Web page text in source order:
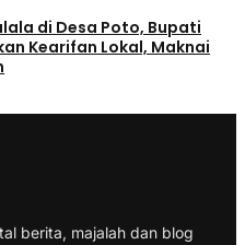
di Desa Poto, Bupati
Kearifan Lokal, Maknai
berita, majalah dan blog